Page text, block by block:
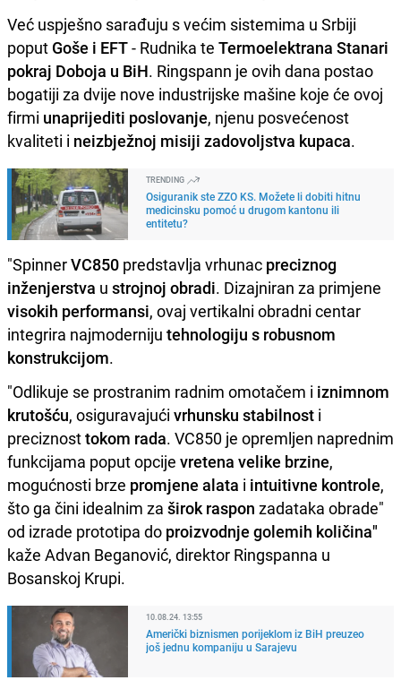
Već uspješno sarađuju s većim sistemima u Srbiji
poput Goše i EFT- Rudnika te Termoelektrana Stanari
pokraj Doboja u BiH. Ringspann je ovih dana postao
bogatiji za dvije nove industrijske mašine koje će ovoj
firmi unaprijediti poslovanje, njenu posvećenost
kvaliteti i neizbježnoj misiji zadovoljstva kupaca.
TRENDING
Osiguranik ste ZZO KS. Možete li dobiti hitnu
medicinsku pomoć u drugom kantonu ili
entitetu?
"SpinnerVC850 predstavlja vrhunac preciznog
inženjerstva u strojnoj obradi. Dizajniran za primjene
visokih performansi, ovaj vertikalni obradni centar
integrira najmoderniju tehnologiju s robusnom
konstrukcijom.
"Odlikuje se prostranim radnim omotačem i iznimnom
krutošću, osiguravajući vrhunsku stabilnost i
preciznosttokom rada. VC850 je opremljen naprednim
funkcijama poput opcije vretena velike brzine,
mogućnosti brze promjene alata i intuitivne kontrole,
što ga čini idealnim za širok raspon zadataka obrade"
od izrade prototipa do proizvodnje golemih količina"
kaže Advan Beganović, direktor Ringspanna u
Bosanskoj Krupi.
10.08.24. 13:55
Američki biznismen porijeklom iz BiH preuzeo
još jednu kompaniju u Sarajevu